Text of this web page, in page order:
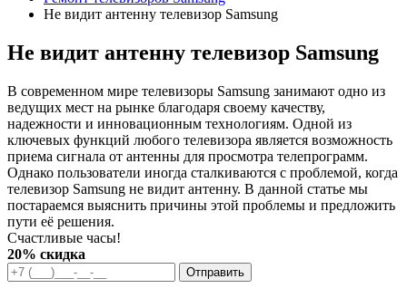
Не видит антенну телевизор Samsung
Не видит антенну телевизор Samsung
В современном мире телевизоры Samsung занимают одно из
ведущих мест на рынке благодаря своему качеству,
надежности и инновационным технологиям. Одной из
ключевых функций любого телевизора является возможность
приема сигнала от антенны для просмотра телепрограмм.
Однако пользователи иногда сталкиваются с проблемой, когда
телевизор Samsung не видит антенну. В данной статье мы
постараемся выяснить причины этой проблемы и предложить
пути её решения.
Счастливые часы!
20% скидка
Отправить